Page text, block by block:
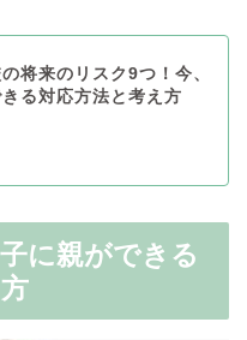
将来のリスク9つ！今、
る対応方法と考え方
に親ができる